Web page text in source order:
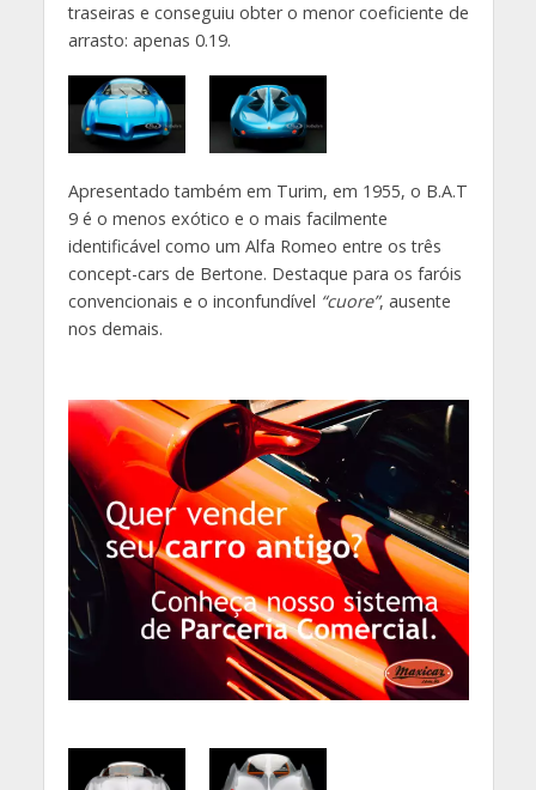
traseiras e conseguiu obter o menor coeficiente de
arrasto: apenas 0.19.
Apresentado também em Turim, em 1955, o B.A.T
9 é o menos exótico e o mais facilmente
identificável como um Alfa Romeo entre os três
concept-cars de Bertone. Destaque para os faróis
convencionais e o inconfundível “cuore”, ausente
nos demais.